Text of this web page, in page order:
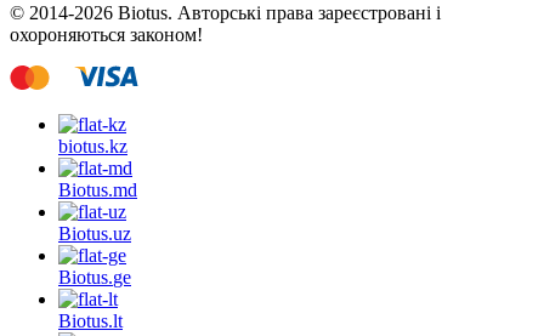
© 2014-2026 Biotus. Авторські права зареєстровані і
охороняються законом!
biotus.kz
Biotus.md
Biotus.uz
Biotus.ge
Biotus.lt